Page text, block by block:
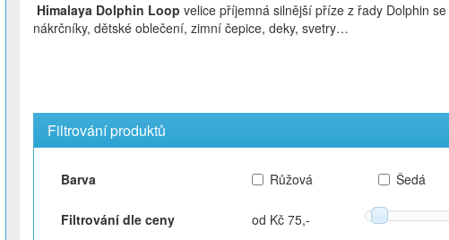
Himalaya Dolphin Loop velice příjemná silnější příze z řady Dolphin
nákrčníky, dětské oblečení, zimní čepice, deky, svetry…
Filtrování produktů
Barva Růžová Šedá
Filtrování dle ceny od Kč 75,-